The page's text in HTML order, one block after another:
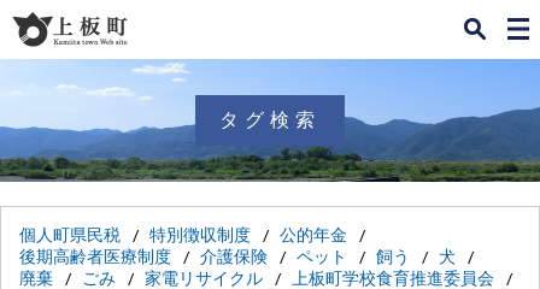
ー
タグ検索
個人町県民税 特別徴収制度
公的年金
後期高齢者医療制度
介護保険 ペット 飼う
犬
廃棄
ごみ 家電リサイクル
上板町学校食育推進委員会